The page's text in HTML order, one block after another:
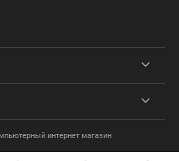
интернет магазин